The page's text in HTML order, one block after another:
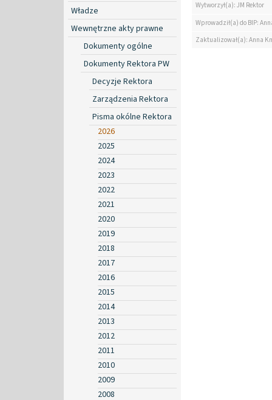
Władze
Wewnętrzne akty prawne
Dokumenty ogólne
Dokumenty Rektora PW
Decyzje Rektora
Zarządzenia Rektora
Pisma okólne Rektora
2026
2025
2024
2023
2022
2021
2020
2019
2018
2017
2016
2015
2014
2013
2012
2011
2010
2009
2008
Wytworzył(a): JM Rektor
Wprowadził(a) do BIP:
Zaktualizował(a): Anna